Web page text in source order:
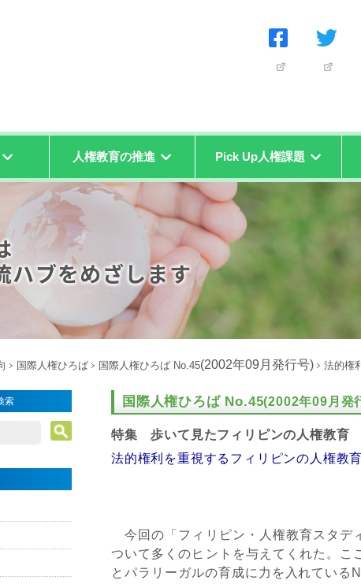
人権教育の推進 Pick Up人権課題
ハブをめざします
国際人権ひろば 国際人権ひろば No.45(2002年09月発行号) 法的権
索 国際人権ひろば No.45(2002年09月発
特集 歩いて見たフィリピンの人権教
法的権利を重視するフィリピンの人権教
今回の「フィリピン・人権教育スタデ
ついて多くのヒントを与えてくれた。こ
とパラリーガルの育成に力を入れている